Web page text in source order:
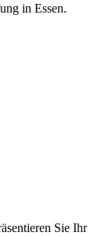
in Essen.
Sie Ihr